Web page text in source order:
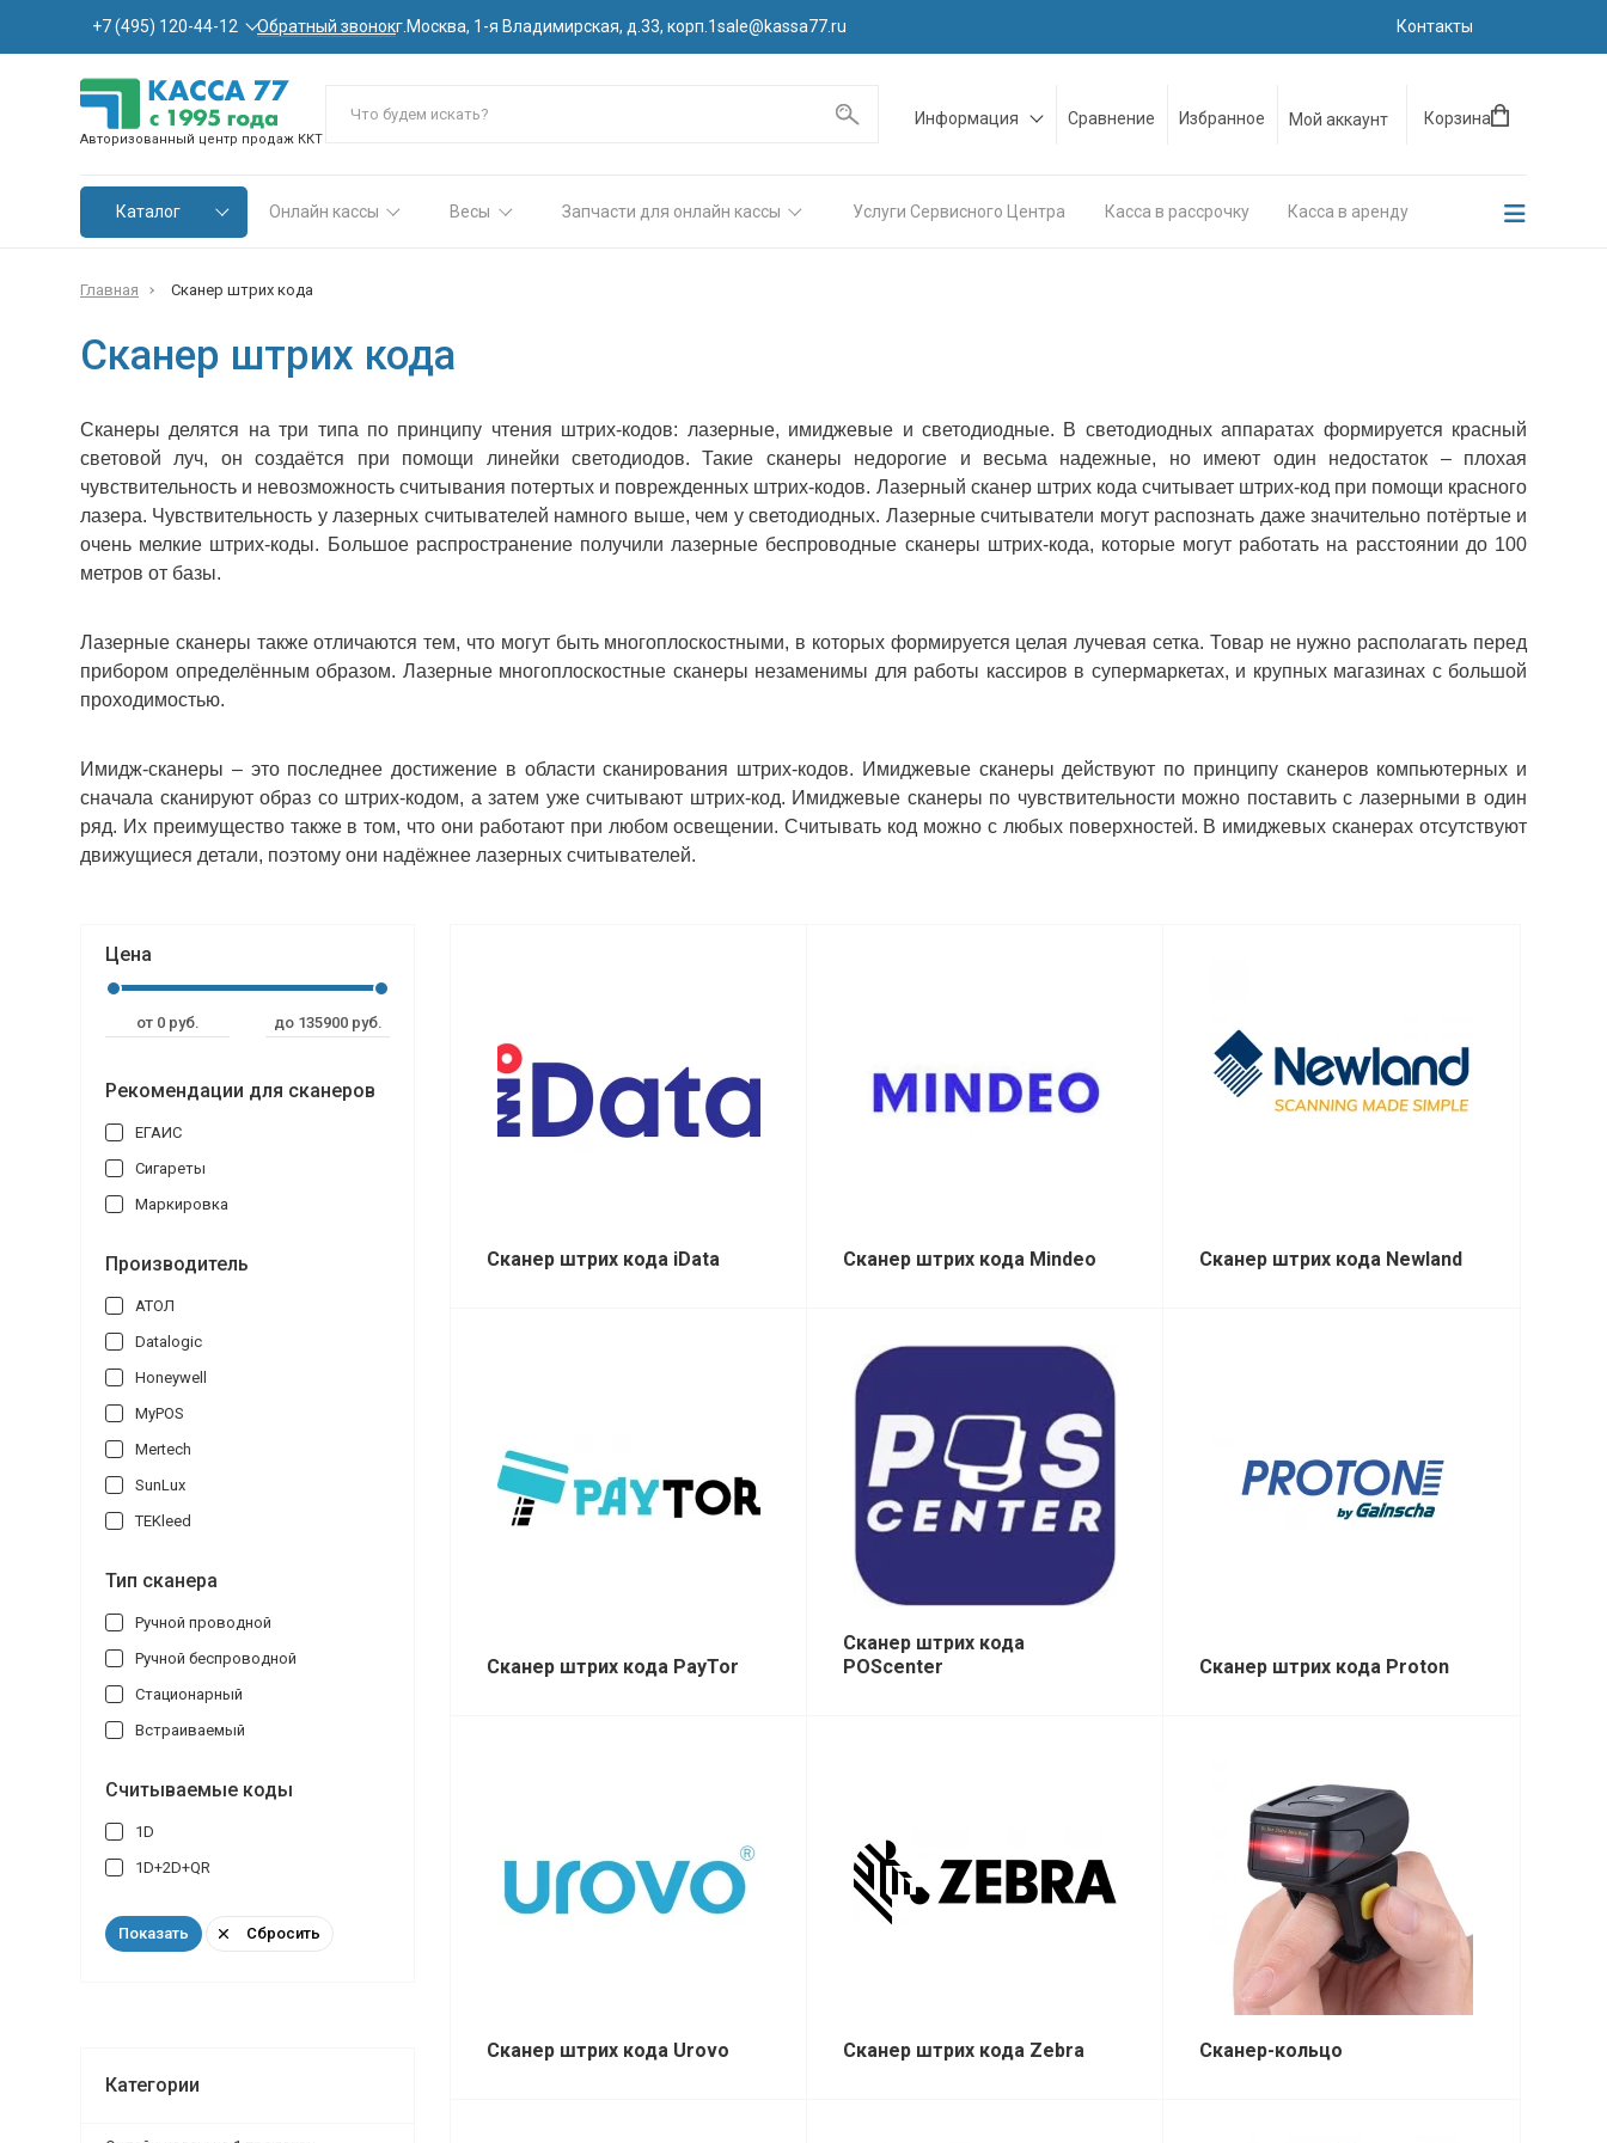
+7 (495) 120-44-12 Обратный звонокг.Москва, 1-я Владимирская, д.33, корп.1sale@kassa77.ru Контакты
Авторизованный центр продаж ККТ
Информация Сравнение Избранное Мой аккаунт Корзина
Каталог Онлайн кассы Весы Запчасти для онлайн кассы Услуги Сервисного Центра Касса в рассрочку Касса в аренду
Главная Сканер штрих кода
Сканер штрих кода
Сканеры делятся на три типа по принципу чтения штрих-кодов: лазерные, имиджевые и светодиодные. В светодиодных аппаратах формируется красный
световой луч, он создаётся при помощи линейки светодиодов. Такие сканеры недорогие и весьма надежные, но имеют один недостаток – плохая
чувствительность и невозможность считывания потертых и поврежденных штрих-кодов. Лазерный сканер штрих кода считывает штрих-код при помощи красного
лазера. Чувствительность у лазерных считывателей намного выше, чем у светодиодных. Лазерные считыватели могут распознать даже значительно потёртые и
очень мелкие штрих-коды. Большое распространение получили лазерные беспроводные сканеры штрих-кода, которые могут работать на расстоянии до 100
метров от базы.
Лазерные сканеры также отличаются тем, что могут быть многоплоскостными, в которых формируется целая лучевая сетка. Товар не нужно располагать перед
прибором определённым образом. Лазерные многоплоскостные сканеры незаменимы для работы кассиров в супермаркетах, и крупных магазинах с большой
проходимостью.
Имидж-сканеры – это последнее достижение в области сканирования штрих-кодов. Имиджевые сканеры действуют по принципу сканеров компьютерных и
сначала сканируют образ со штрих-кодом, а затем уже считывают штрих-код. Имиджевые сканеры по чувствительности можно поставить с лазерными в один
ряд. Их преимущество также в том, что они работают при любом освещении. Считывать код можно с любых поверхностей. В имиджевых сканерах отсутствуют
движущиеся детали, поэтому они надёжнее лазерных считывателей.
Цена
Рекомендации для сканеров
ЕГАИС
Сигареты
Маркировка
Производитель
АТОЛ
Datalogic
Honeywell
MyPOS
Mertech
SunLux
TEKleed
Тип сканера
Ручной проводной
Ручной беспроводной
Стационарный
Встраиваемый
Считываемые коды
1D
1D+2D+QR
Показать Сбросить
Категории
Сканер штрих кода iData Сканер штрих кода Mindeo Сканер штрих кода Newland
Сканер штрих кода PayTor
Сканер штрих кода
POScenter
Сканер штрих кода Proton
Сканер штрих кода Urovo Сканер штрих кода Zebra Сканер-кольцо